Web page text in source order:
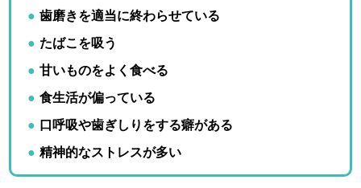
歯磨きを適当に終わらせている
たばこを吸う
甘いものをよく食べる
食生活が偏っている
口呼吸や歯ぎしりをする癖がある
精神的なストレスが多い